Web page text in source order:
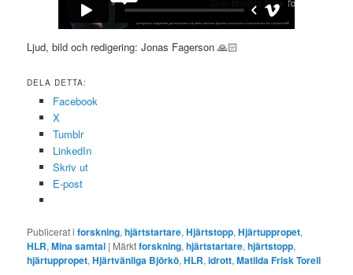
Ljud, bild och redigering: Jonas Fagerson 🙏🏻
DELA DETTA:
Facebook
X
Tumblr
LinkedIn
Skriv ut
E-post
Publicerat i forskning,hjärtstartare,Hjärtstopp,Hjärtuppropet,
HLR,Mina samtal | Märktforskning,hjärtstartare,hjärtstopp,
hjärtuppropet,Hjärtvänliga Björkö,HLR,idrott,Matilda Frisk Torell